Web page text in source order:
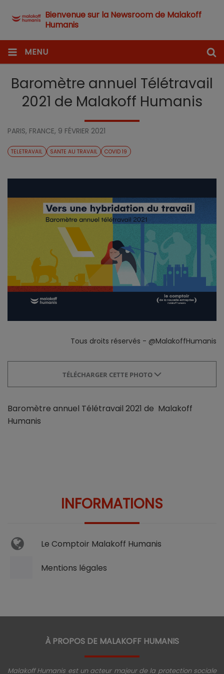
Bienvenue sur la Newsroom de Malakoff
Humanis
MENU
Baromètre annuel Télétravail
2021 de Malakoff Humanis
PARIS, FRANCE, 9 FÉVRIER 2021
TELETRAVAIL SANTE AU TRAVAIL COVID 19
Tous droits réservés - @MalakoffHumanis
TÉLÉCHARGER CETTE PHOTO
Baromètre annuel Télétravail 2021 de Malakoff
Humanis
INFORMATIONS
Le Comptoir Malakoff Humanis
Mentions légales
À PROPOS DE MALAKOFF HUMANIS
Malakoff Humanis est un acteur majeur de la protection sociale